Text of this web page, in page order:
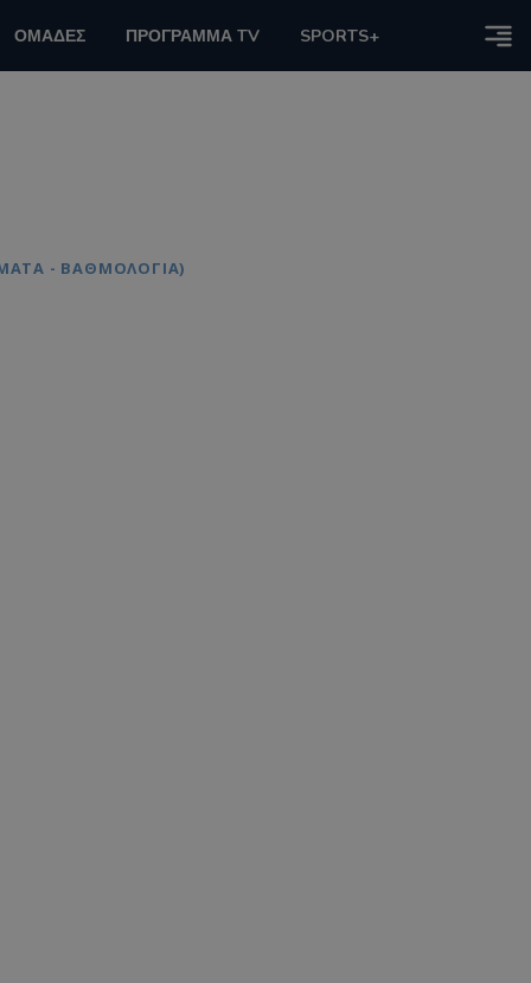
ΟΜΑΔΕΣ ΠΡΟΓΡΑΜΜΑ TV SPORTS+
- ΒΑΘΜΟΛΟΓΙΑ)